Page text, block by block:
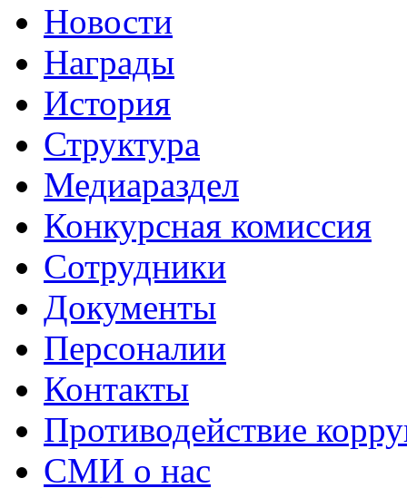
Новости
Награды
История
Структура
Медиараздел
Конкурсная комиссия
Сотрудники
Документы
Персоналии
Контакты
Противодействие
СМИ о нас